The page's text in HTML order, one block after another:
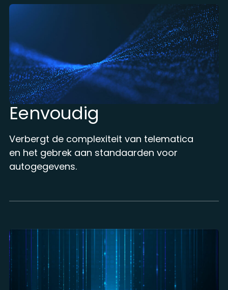
Eenvoudig
Verbergt de complexiteit van telematica
en het gebrek aan standaarden voor
autogegevens.